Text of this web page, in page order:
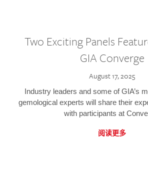
Two Exciting Panels
GIA Converge
August 17, 2025
Industry leaders and some of GIA’s
gemological experts will share their
with participants at
阅读更多